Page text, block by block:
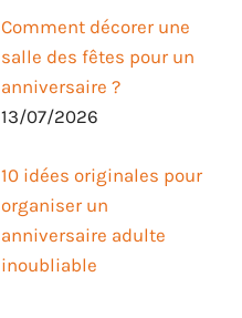
Comment décorer une
salle des fêtes pour un
anniversaire ?
13/07/2026
10 idées originales pour
organiser un
anniversaire adulte
inoubliable